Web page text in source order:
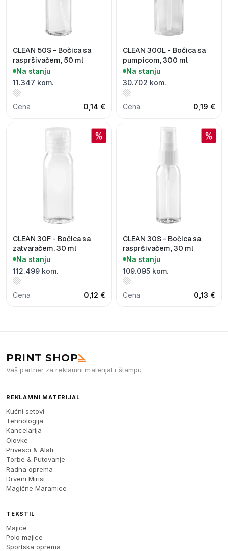
CLEAN 50S - Bočica sa
raspršivačem, 50 ml
Na stanju
11.347 kom.
Cena 0,14 €
CLEAN 300L - Bočica sa
pumpicom, 300 ml
Na stanju
30.702 kom.
Cena 0,19 €
CLEAN 30F - Bočica sa
zatvaračem, 30 ml
Na stanju
112.499 kom.
Cena 0,12 €
CLEAN 30S - Bočica sa
raspršivačem, 30 ml
Na stanju
109.095 kom.
Cena 0,13 €
PRINT SHOP
Vaš partner za reklamni materijal i štampu
REKLAMNI MATERIJAL
Kućni setovi
Tehnologija
Kancelarija
Olovke
Privesci & Alati
Torbe & Putovanje
Radna oprema
Drveni Mirisi
Magične Maramice
TEKSTIL
Majice
Polo majice
Sportska oprema